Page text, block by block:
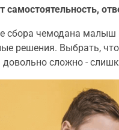
самостоятельность,
сбора чемодана
решения. Выбрать,
сложно -